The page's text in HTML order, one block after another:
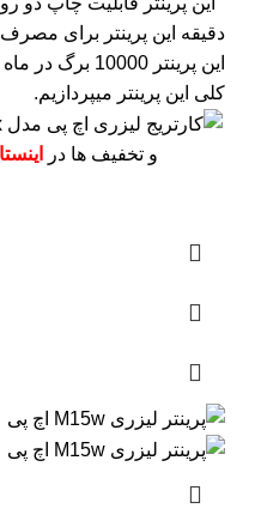
دقیقه این پرینتر برای
این پرینتر 10000 برگ در ماه است
کلی این پرینتر میپردازیم.
و تخفیف ها در